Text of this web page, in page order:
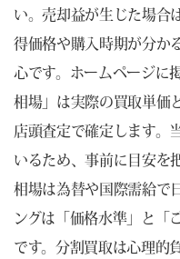
い。売却益が生じた場合
得価格や購入時期が分か
心です。ホームページに
相場」は実際の買取単価
店頭査定で確定します。
いるため、事前に目安を
相場は為替や国際需給で
ングは「価格水準」と「
です。分割買取は心理的